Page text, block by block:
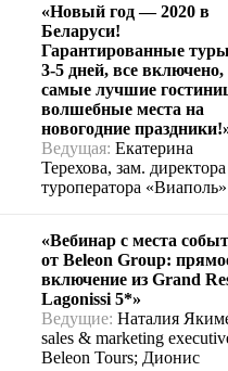
«Новый год — 2020 в
Беларуси!
Гарантированные
3-5 дней, все включено,
самые лучшие
волшебные места на
новогодние
Ведущая: Екатерина
Терехова, зам. директора
туроператора
«Вебинар с места
от Beleon Group:
включение из Grand
Lagonissi 5*»
Ведущие: Наталия
sales & marketing
Beleon Tours; Дионис